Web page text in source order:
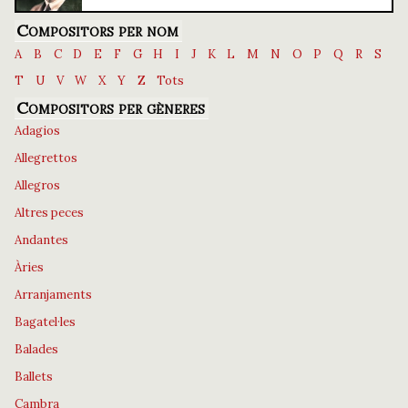
Compositors per nom
A B C D E F G H I J K L M N O P Q R
S
T
U V W X Y Z Tots
Compositors per gèneres
Adagios
Allegrettos
Allegros
Altres peces
Andantes
Àries
Arranjaments
Bagatel·les
Balades
Ballets
Cambra